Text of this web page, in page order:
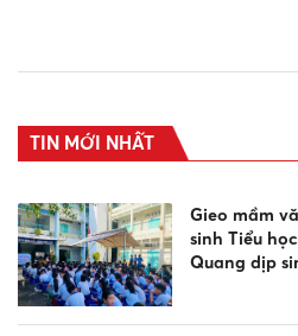
TIN MỚI NHẤT
Gieo mầm
sinh Tiểu
Quang dịp